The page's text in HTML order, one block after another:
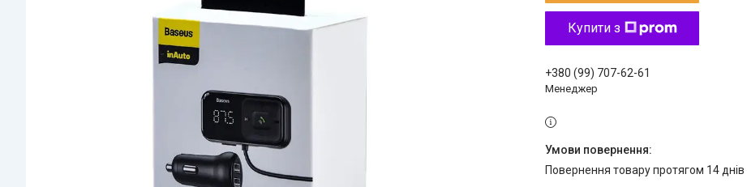
Купити з
+380 (99) 707-62-61
Менеджер
повернення товару протягом 14 днів